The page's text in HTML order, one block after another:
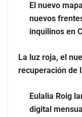
La luz roja, el
de la piel después
El nuevo
nuevos
inquilinos en
La luz roja, el
recuperación de
Eulalia Roig
digital